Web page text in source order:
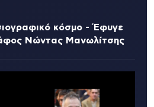
κόσμο - Έφυγε
Νώντας Μανωλίτσης